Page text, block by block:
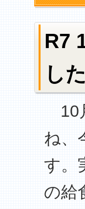
R7
し
10
ね、
す。
の給